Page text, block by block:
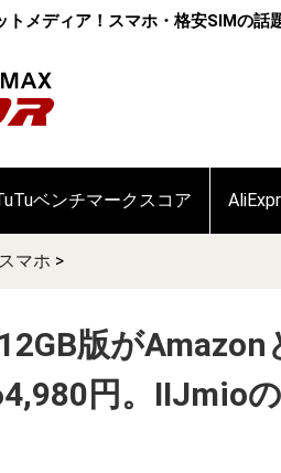
メディア！スマホ・格安SIMの話
ベンチマークスコア
マホ >
版が
円。IIJmio